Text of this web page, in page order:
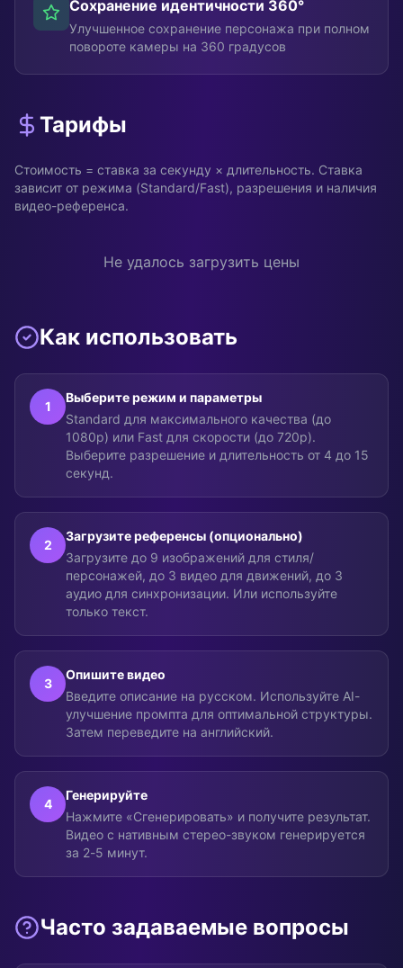
Сохранение идентичности 360°
Улучшенное сохранение персонажа при полном
повороте камеры на 360 градусов
Тарифы
Стоимость = ставка за секунду × длительность. Ставка
зависит от режима (Standard/Fast), разрешения и наличия
видео-референса.
Не удалось загрузить цены
Как использовать
1
Выберите режим и параметры
Standard для максимального качества (до
1080p) или Fast для скорости (до 720p).
Выберите разрешение и длительность от 4 до 15
секунд.
2
Загрузите референсы (опционально)
Загрузите до 9 изображений для стиля/
персонажей, до 3 видео для движений, до 3
аудио для синхронизации. Или используйте
только текст.
3
Опишите видео
Введите описание на русском. Используйте AI-
улучшение промпта для оптимальной структуры.
Затем переведите на английский.
4
Генерируйте
Нажмите «Сгенерировать» и получите результат.
Видео с нативным стерео-звуком генерируется
за 2-5 минут.
Часто задаваемые вопросы